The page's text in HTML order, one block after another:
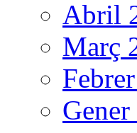
Abril
Març